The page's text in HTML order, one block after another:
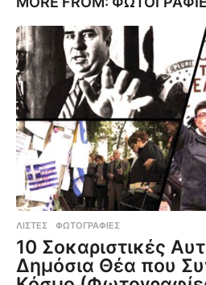
ΛΊΣΤΕΣ ,ΦΩΤΟΓΡΑΦΊΕΣ
10 Σοκαριστικές
Δημόσια Θέα που